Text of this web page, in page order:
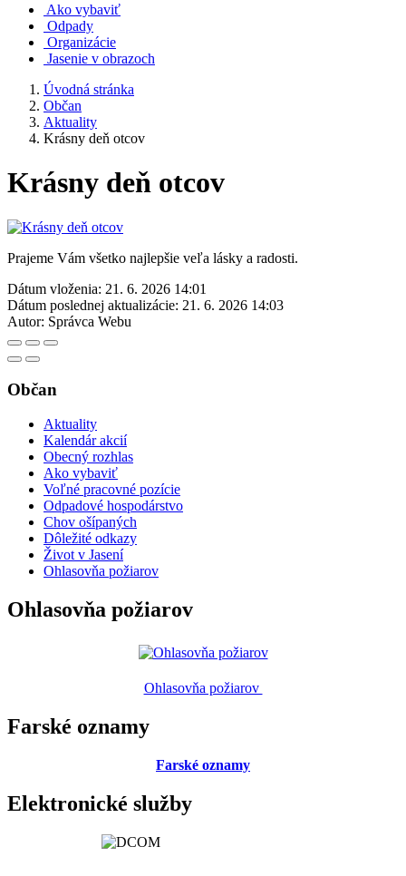
Ako vybaviť
Odpady
Organizácie
Jasenie v obrazoch
Úvodná stránka
Občan
Aktuality
Krásny deň otcov
Krásny deň otcov
Prajeme Vám všetko najlepšie veľa lásky a radosti.
Dátum vloženia: 21. 6. 2026 14:01
Dátum poslednej aktualizácie: 21. 6. 2026 14:03
Autor: Správca Webu
Občan
Aktuality
Kalendár akcií
Obecný rozhlas
Ako vybaviť
Voľné pracovné pozície
Odpadové hospodárstvo
Chov ošípaných
Dôležité odkazy
Život v Jasení
Ohlasovňa požiarov
Ohlasovňa požiarov
Ohlasovňa požiarov
Farské oznamy
Farské oznamy
Elektronické služby